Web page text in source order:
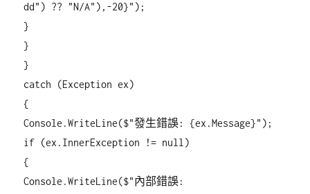
dd") ?? "N/A"),-20}");
}
}
}
catch (Exception ex)
{
Console.WriteLine($"發生錯誤: {ex.Message}");
if (ex.InnerException != null)
{
Console.WriteLine($"內部錯誤: